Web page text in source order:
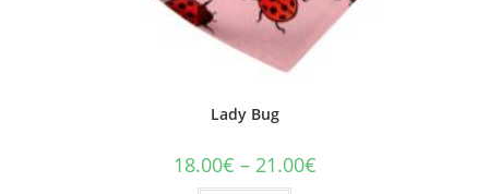
Lady Bug
18.00€ – 21.00€